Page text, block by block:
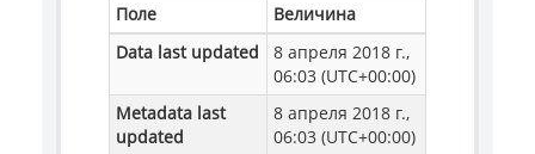
Поле
Величина
Data last updated
8 апреля 2018 г.,
06:03 (UTC+00:00)
Metadata last
updated
8 апреля 2018 г.,
06:03 (UTC+00:00)